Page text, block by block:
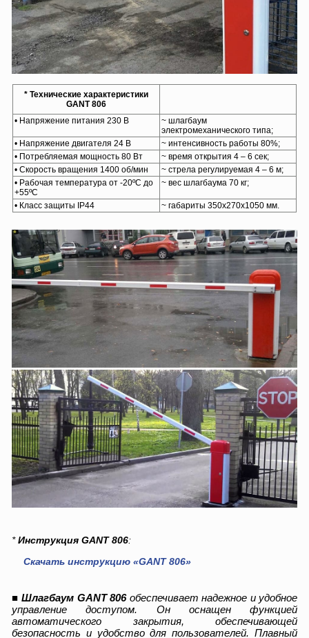
* Технические характеристики
GANT 806
• Напряжение питания 230 В
~ шлагбаум
электромеханического типа;
• Напряжение двигателя 24 В
~ интенсивность работы 80%;
• Потребляемая мощность 80 Вт
~ время открытия 4 – 6 сек;
• Скорость вращения 1400 об/мин
~ стрела регулируемая 4 – 6 м;
• Рабочая температура от -20ºС до
+55ºС
~ вес шлагбаума 70 кг;
• Класс защиты IP44 ~ габариты 350х270х1050 мм.
* Инструкция GANT 806:
Скачать инструкцию «GANT 806»
■ Шлагбаум GANT 806обеспечивает надежное и удобное
управление доступом. Он оснащен функцией
автоматического закрытия, обеспечивающей
безопасность и удобство для пользователей. Плавный